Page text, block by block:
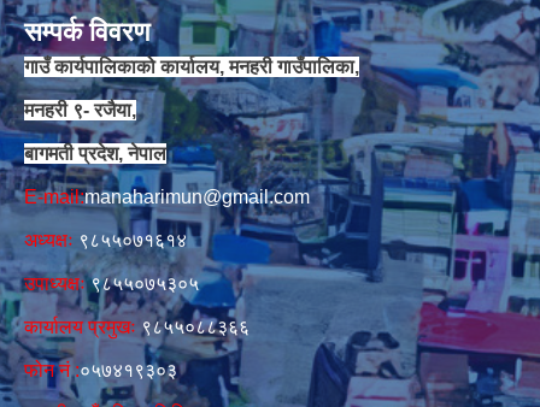
सम्पर्क विवरण
गाउँ कार्यपालिकाको कार्यालय, मनहरी गाउँपालिका,
मनहरी ९- रजैया,
बागमती प्रदेश, नेपाल
E-mail:manaharimun@gmail.com
अध्यक्षः ९८५५०७१६१४
उपाध्यक्षः९८५५०७५३०५
कार्यालय प्रमुखः ९८५५०८८३६६
फोन नं‍‌ :०५७४१९३०३